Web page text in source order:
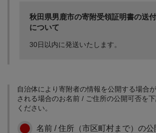
域産品の販路拡
業者に対し支援
市長が選ぶ取組
に
秋田県男鹿市の寄附受領証明書の送
について
30日以内に発送いたします。
自治体により寄附者の情報を公開する場合
される場合のお名前 / ご住所の公開可否を
ください。
名前 / 住所（市区町村まで）の公